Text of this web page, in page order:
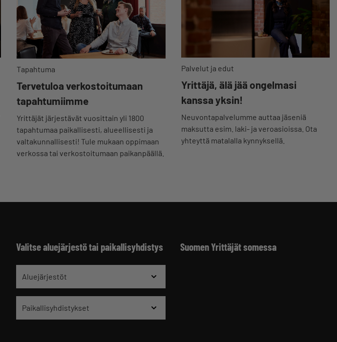
Tapahtuma
Tervetuloa verkostoitumaan
tapahtumiimme
Yrittäjät järjestävät vuosittain yli 1800
tapahtumaa paikallisesti, alueellisesti ja
valtakunnallisesti! Tule mukaan oppimaan
verkossa tai verkostoitumaan paikanpäällä.
Palvelut ja edut
Yrittäjä, älä jää ongelmasi
kanssa yksin!
Neuvontapalvelumme auttaa jäseniä
maksutta esim. laki- ja veroasioissa. Ota
yhteyttä matalalla kynnyksellä.
Valitse aluejärjestö tai paikallisyhdistys
Aluejärjestöt
Paikallisyhdistykset
Suomen Yrittäjät somessa